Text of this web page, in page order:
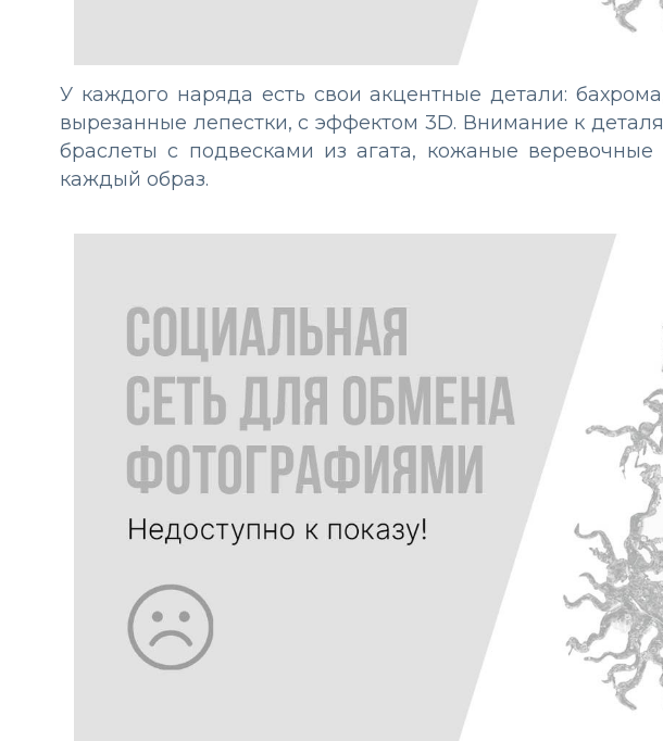
У каждого наряда есть свои акцентные детали:
вырезанные лепестки, с эффектом 3D. Внимание к
браслеты с подвесками из агата, кожаные
каждый образ.